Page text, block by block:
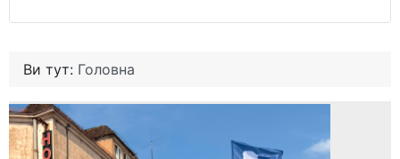
Ви тут: Головна